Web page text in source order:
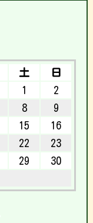
土
日
1
2
8
9
15
16
22
23
29
30